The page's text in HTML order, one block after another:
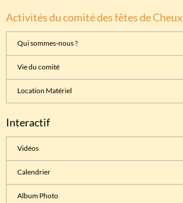
Activités du comité des fêtes de Cheux
Qui sommes-nous ?
Vie du comité
Location Matériel
Interactif
Vidéos
Calendrier
Album Photo